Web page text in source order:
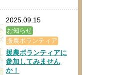
2025.09.15
お知らせ
援農ボランティア
援農ボランティアに
参加してみません
か！